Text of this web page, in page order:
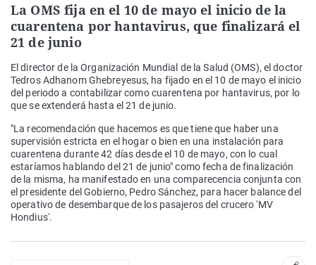
La OMS fija en el 10 de mayo el inicio de la
cuarentena por hantavirus, que finalizará el
21 de junio
El director de la Organización Mundial de la Salud (OMS), el doctor
Tedros Adhanom Ghebreyesus, ha fijado en el 10 de mayo el inicio
del periodo a contabilizar como cuarentena por hantavirus, por lo
que se extenderá hasta el 21 de junio.
"La recomendación que hacemos es que tiene que haber una
supervisión estricta en el hogar o bien en una instalación para
cuarentena durante 42 días desde el 10 de mayo, con lo cual
estaríamos hablando del 21 de junio" como fecha de finalización
de la misma, ha manifestado en una comparecencia conjunta con
el presidente del Gobierno, Pedro Sánchez, para hacer balance del
operativo de desembarque de los pasajeros del crucero 'MV
Hondius'.